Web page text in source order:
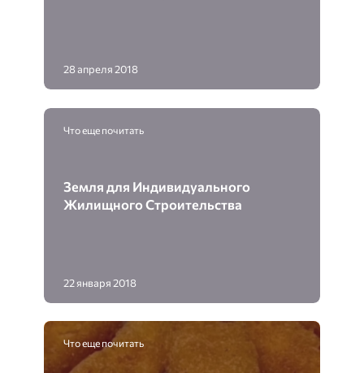
28 апреля 2018
Что еще почитать
Земля для Индивидуального
Жилищного Строительства
22 января 2018
Что еще почитать